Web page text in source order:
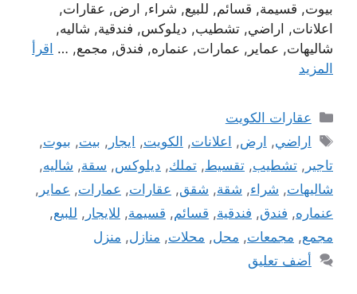
بيوت, قسيمة, قسائم, للبيع, شراء, ارض, عقارات,
اعلانات, اراضي, تشطيب, ديلوكس, فندقية, شاليه,
شاليهات, عماير, عمارات, عنماره, فندق, مجمع, … اقرأ
المزيد
التصنيفات
عقارات الكويت
الوسوم
اراضي, ارض, اعلانات, الكويت, ايجار , بيت, بيوت,
تاجير , تشطيب, تقسيط, تملك, ديلوكس, سقة, شاليه,
شاليهات, شراء, شقة, شقق, عقارات, عمارات, عماير ,
عنماره, فندق, فندقية, قسائم, قسيمة, للايجار , للبيع,
مجمع, مجمعات, محل, محلات, منازل, منزل
أضف تعليق